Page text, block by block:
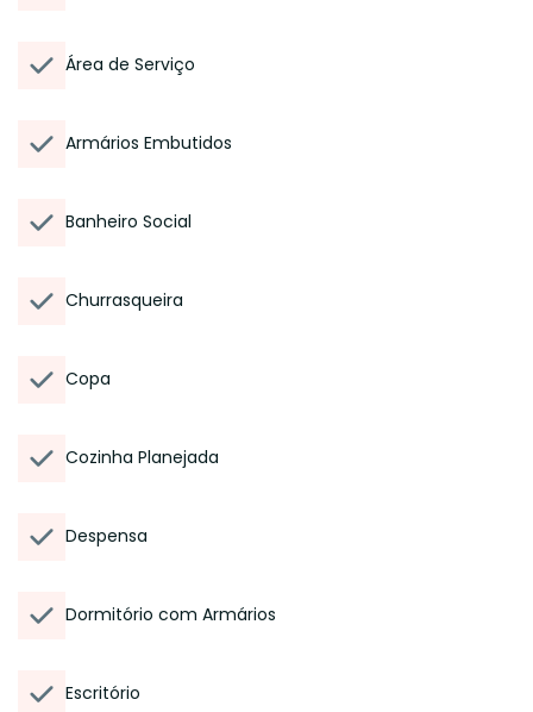
Área de Serviço
Armários Embutidos
Banheiro Social
Churrasqueira
Copa
Cozinha Planejada
Despensa
Dormitório com Armários
Escritório